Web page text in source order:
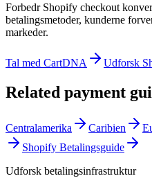
Forbedr Shopify checkout
betalingsmetoder, kunderne
markeder.
Tal med CartDNA Udforsk
Related payment
Centralamerika Caribien
Shopify Betalingsguide
Udforsk betalingsinfrastruktur